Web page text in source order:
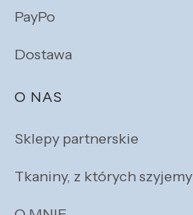
PayPo
Dostawa
O NAS
Sklepy partnerskie
Tkaniny, z których szyjemy